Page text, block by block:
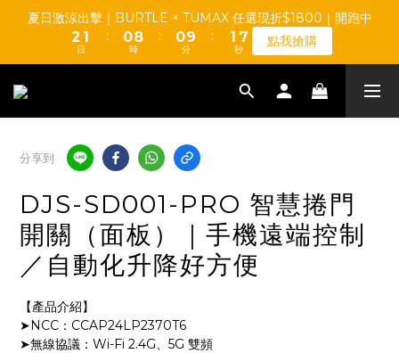
【TUMAX】通風衣套組 高CP值平價首選 d(d＇∀＇)
夏日激涼出擊｜BURTLE × TUMAX 任選現折$1800｜開跑中
3
2
1
2
1
0
日
:
1
0
9
8
7
4
2
0
時
:
1
09
8
5
3
2
1
0
分
:
2
1
0
7
6
5
3
2
秒
點我搶購
爸道總裁 888｜好禮發發發 × 父親節最爽優惠｜開跑中
4
3
2
4
3
2
4
3
2
7
5
3
1
0
4
3
2
8
7
6
4
1
0
5
4
3
0
9
8
7
5
0
【TUMAX】通風衣套組 高CP值平價首選 d(d＇∀＇)
分享到
DJS-SD001-PRO 智慧捲門
開關（面板）｜手機遠端控制
／自動化升降好方便
【產品介紹】
➤NCC：CCAP24LP2370T6
➤無線協議：Wi-Fi 2.4G、5G 雙頻